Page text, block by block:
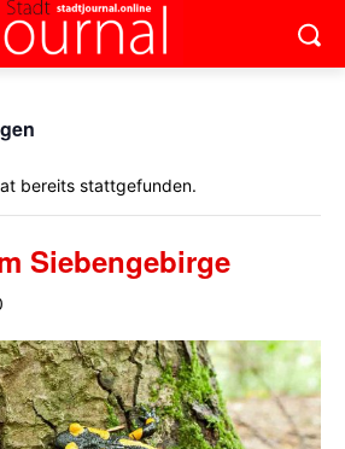
bereits stattgefunden.
Siebengebirge